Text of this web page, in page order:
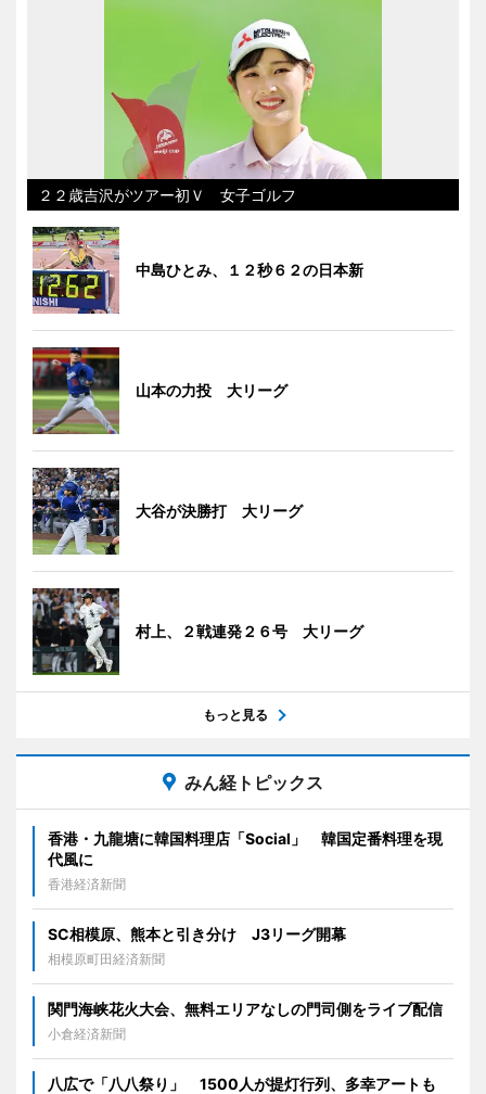
２２歳吉沢がツアー初Ｖ 女子ゴルフ
中島ひとみ、１２秒６２の日本新
山本の力投 大リーグ
大谷が決勝打 大リーグ
村上、２戦連発２６号 大リーグ
もっと見る
みん経トピックス
香港・九龍塘に韓国料理店「Social」 韓国定番料理を現
代風に
香港経済新聞
SC相模原、熊本と引き分け J3リーグ開幕
相模原町田経済新聞
関門海峡花火大会、無料エリアなしの門司側をライブ配信
小倉経済新聞
八広で「八八祭り」 1500人が提灯行列、多幸アートも